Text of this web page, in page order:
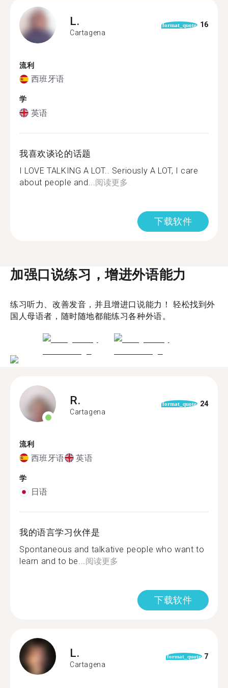
L.
Cartagena
format_quote 16
流利
西班牙语
学
英语
我喜欢谈论的话题
I LOVE TALKING A LOT.. Seriously A LOT, I care
about people and... 阅读更多
下载软件
加强口说练习，增进外语能力
练习听力、改善发音，并且增进口说能力！ 轻松找到外
国人母语者，随时随地都能练习各种外语。
R.
Cartagena
format_quote 24
流利
西班牙语 英语
学
日语
我的语言学习伙伴是
Spontaneous and talkative people who want to
learn and to be...阅读更多
下载软件
L.
Cartagena
format_quote 7